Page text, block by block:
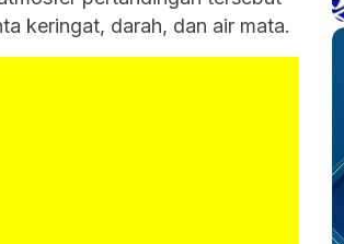
keringat, darah, dan air mata.